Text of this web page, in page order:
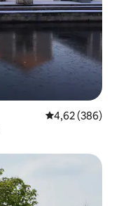
Gemiddelde
4,62 (386)